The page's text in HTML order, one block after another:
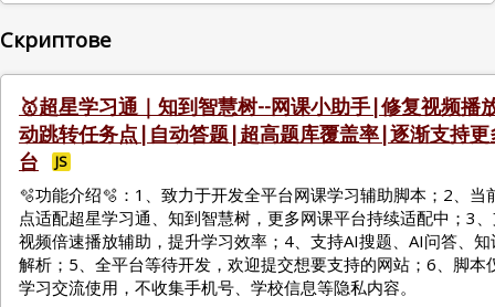
Скриптове
🥇超星学习通｜知到智慧树--网课小助手|修复视频播
动跳转任务点|自动答题|超高题库覆盖率|逐渐支持更
台
JS
🫧功能介绍🫧：1、致力于开发全平台网课学习辅助脚本；2、当
点适配超星学习通、知到智慧树，更多网课平台持续适配中；3
视频倍速播放辅助，提升学习效率；4、支持AI搜题、AI问答、知
解析；5、全平台等待开发，欢迎提交想要支持的网站；6、脚本
学习交流使用，不收集手机号、学校信息等隐私内容。